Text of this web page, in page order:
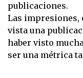
publicaciones.
Las impresiones,
vista una
haber visto
ser una métrica